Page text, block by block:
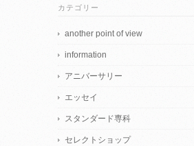
カテゴリー
another point of view
information
アニバーサリー
エッセイ
スタンダード専科
セレクトショップ